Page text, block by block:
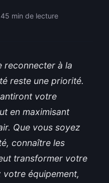
5 min de lecture
reconnecter à la
reste une priorité.
votre
en maximisant
Que vous soyez
connaître les
transformer votre
équipement,